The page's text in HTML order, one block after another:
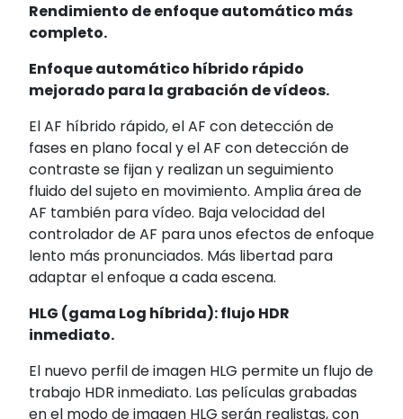
Rendimiento de enfoque automático más
completo.
Enfoque automático híbrido rápido
mejorado para la grabación de vídeos.
El AF híbrido rápido, el AF con detección de
fases en plano focal y el AF con detección de
contraste se fijan y realizan un seguimiento
fluido del sujeto en movimiento. Amplia área de
AF también para vídeo. Baja velocidad del
controlador de AF para unos efectos de enfoque
lento más pronunciados. Más libertad para
adaptar el enfoque a cada escena.
HLG (gama Log híbrida): flujo HDR
inmediato.
El nuevo perfil de imagen HLG permite un flujo de
trabajo HDR inmediato. Las películas grabadas
en el modo de imagen HLG serán realistas, con